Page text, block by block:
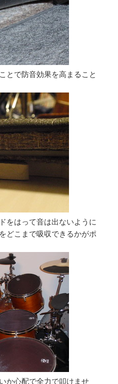
とで防音効果を高まること
をはって音は出ないように
どこまで吸収できるかがポ
か心配で全力で叩けませ